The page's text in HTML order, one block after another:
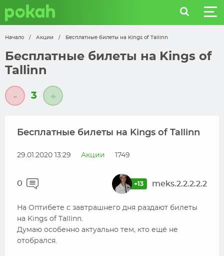
Начало / Акции / Бесплатные билеты на Kings of Tallinn
Бесплатные билеты на Kings of
Tallinn
- 3 +
Бесплатные билеты на Kings of Tallinn
29.01.2020 13:29 Акции 1749
0 +13 meks.2.2.2.2.2
На Оптибете с завтрашнего дня раздают билеты
на Kings of Tallinn.
Думаю особенно актуально тем, кто ещё не
отобрался.